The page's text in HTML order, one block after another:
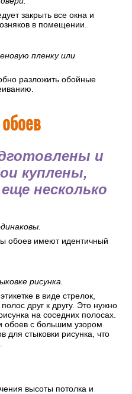
закрыть все окна и
в помещении.
пленку или
разложить обойные
и
куплены,
несколько
обоев имеют идентичный
рисунка.
в виде стрелок,
друг к другу. Это нужно
на соседних полосах.
обоев с большим узором
для стыковки рисунка, что
высоты потолка и